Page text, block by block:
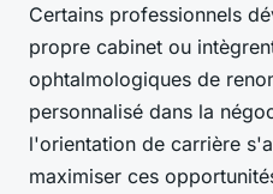
Certains professionnels
propre cabinet ou
ophtalmologiques de
personnalisé dans la
l'orientation de carrière
maximiser ces